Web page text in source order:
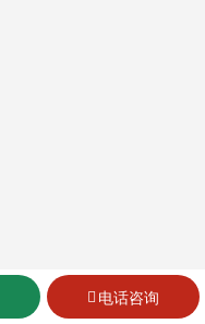
电话咨询